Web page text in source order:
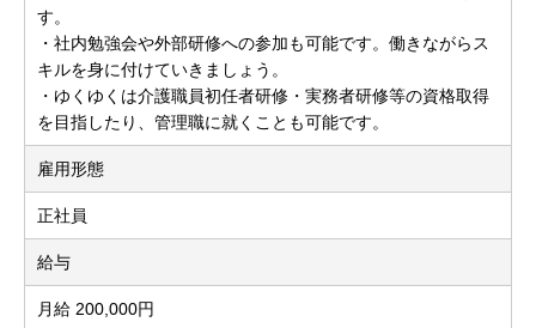
す。
・社内勉強会や外部研修への参加も可能です。働きながらス
キルを身に付けていきましょう。
・ゆくゆくは介護職員初任者研修・実務者研修等の資格取得
を目指したり、管理職に就くことも可能です。
雇用形態
正社員
給与
月給 200,000円